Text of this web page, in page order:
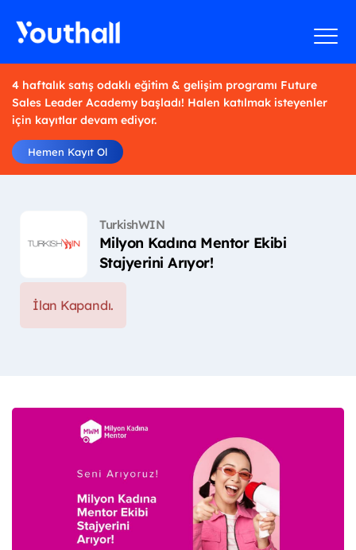
4 haftalık satış odaklı eğitim & gelişim programı Future
Sales Leader Academy başladı! Halen katılmak isteyenler
için kayıtlar devam ediyor.
Hemen Kayıt Ol
TurkishWIN
Milyon Kadına Mentor Ekibi
Stajyerini Arıyor!
İlan Kapandı.